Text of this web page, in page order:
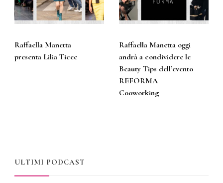
Raffaella Manetta
presenta Lilia Ticec
Raffaella Manetta oggi
andrà a condividere le
Beauty Tips dell’evento
REFORMA
Cooworking
ULTIMI PODCAST